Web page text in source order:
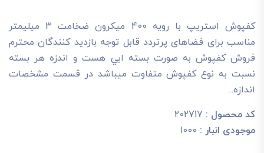
کفپوش استریپ با رویه 400 میکرون ضخامت 3 میلیمتر
مناسب برای فضاهای پرتردد قابل توجه بازديد کنندگان محترم
فروش کفپوش به صورت بسته ايي هست و اندزه هر بسته
نسبت به نوع کفپوش متفاوت ميباشد در قسمت مشخصات
اندازه...
کد محصول : 202717
موجودی انبار : 1000